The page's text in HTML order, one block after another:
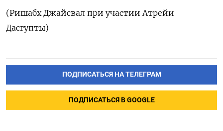
(Ришабх Джайсвал ​при участии ‌Атрейи
Дасгупты)
ПОДПИСАТЬСЯ НА ТЕЛЕГРАМ
ПОДПИСАТЬСЯ В GOOGLE